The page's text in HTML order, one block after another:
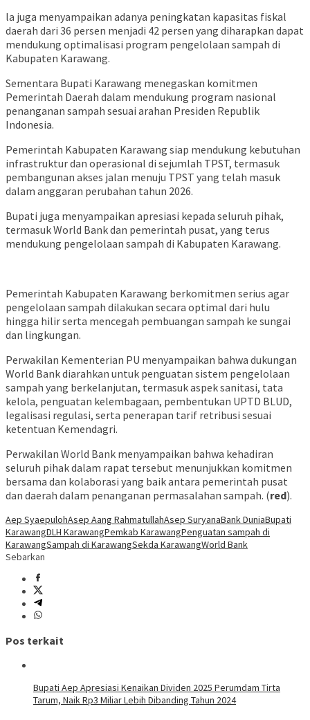
la juga menyampaikan adanya peningkatan kapasitas fiskal
daerah dari 36 persen menjadi 42 persen yang diharapkan dapat
mendukung optimalisasi program pengelolaan sampah di
Kabupaten Karawang.
Sementara Bupati Karawang menegaskan komitmen
Pemerintah Daerah dalam mendukung program nasional
penanganan sampah sesuai arahan Presiden Republik
Indonesia.
Pemerintah Kabupaten Karawang siap mendukung kebutuhan
infrastruktur dan operasional di sejumlah TPST, termasuk
pembangunan akses jalan menuju TPST yang telah masuk
dalam anggaran perubahan tahun 2026.
Bupati juga menyampaikan apresiasi kepada seluruh pihak,
termasuk World Bank dan pemerintah pusat, yang terus
mendukung pengelolaan sampah di Kabupaten Karawang.
Pemerintah Kabupaten Karawang berkomitmen serius agar
pengelolaan sampah dilakukan secara optimal dari hulu
hingga hilir serta mencegah pembuangan sampah ke sungai
dan lingkungan.
Perwakilan Kementerian PU menyampaikan bahwa dukungan
World Bank diarahkan untuk penguatan sistem pengelolaan
sampah yang berkelanjutan, termasuk aspek sanitasi, tata
kelola, penguatan kelembagaan, pembentukan UPTD BLUD,
legalisasi regulasi, serta penerapan tarif retribusi sesuai
ketentuan Kemendagri.
Perwakilan World Bank menyampaikan bahwa kehadiran
seluruh pihak dalam rapat tersebut menunjukkan komitmen
bersama dan kolaborasi yang baik antara pemerintah pusat
dan daerah dalam penanganan permasalahan sampah. (red).
Aep SyaepulohAsep Aang RahmatullahAsep SuryanaBank DuniaBupati
KarawangDLH KarawangPemkab KarawangPenguatan sampah di
KarawangSampah di KarawangSekda KarawangWorld Bank
Sebarkan
Pos terkait
Bupati Aep Apresiasi Kenaikan Dividen 2025 Perumdam Tirta
Tarum, Naik Rp3 Miliar Lebih Dibanding Tahun 2024